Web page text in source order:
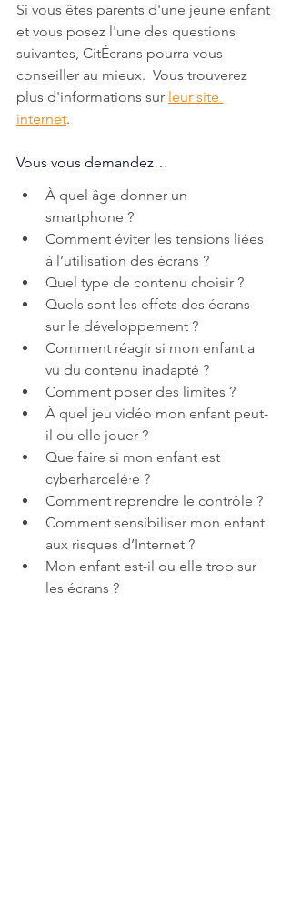
Si vous êtes parents d'une jeune enfant
et vous posez l'une des questions
suivantes, CitÉcrans pourra vous
conseiller au mieux.  Vous trouverez
plus d'informations sur leur site
internet.
Vous vous demandez…
À quel âge donner un
smartphone ?
Comment éviter les tensions liées
à l’utilisation des écrans ?
Quel type de contenu choisir ?
Quels sont les effets des écrans
sur le développement ?
Comment réagir si mon enfant a
vu du contenu inadapté ?
Comment poser des limites ?
À quel jeu vidéo mon enfant peut-
il ou elle jouer ?
Que faire si mon enfant est
cyberharcelé·e ?
Comment reprendre le contrôle ?
Comment sensibiliser mon enfant
aux risques d’Internet ?
Mon enfant est-il ou elle trop sur
les écrans ?